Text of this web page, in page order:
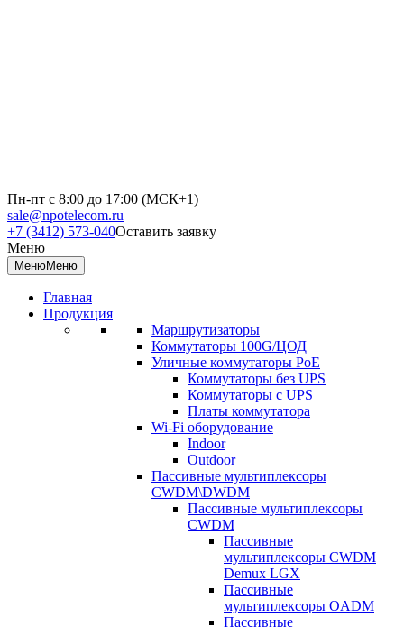
Пн-пт с 8:00 до 17:00 (МСК+1)
sale@npotelecom.ru
+7 (3412) 573-040Оставить заявку
Меню
МенюМеню
Главная
Продукция
Маршрутизаторы
Коммутаторы 100G/ЦОД
Уличные коммутаторы PoE
Коммутаторы без UPS
Коммутаторы с UPS
Платы коммутатора
Wi-Fi оборудование
Indoor
Outdoor
Пассивные мультиплексоры
CWDM\DWDM
Пассивные мультиплексоры
CWDM
Пассивные
мультиплексоры CWDM
Demux LGX
Пассивные
мультиплексоры OADM
Пассивные